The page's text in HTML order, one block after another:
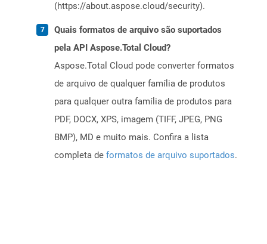
(https://about.aspose.cloud/security).
Quais formatos de arquivo são suportados
pela API Aspose.Total Cloud?
Aspose.Total Cloud pode converter formatos
de arquivo de qualquer família de produtos
para qualquer outra família de produtos para
PDF, DOCX, XPS, imagem (TIFF, JPEG, PNG
BMP), MD e muito mais. Confira a lista
completa de formatos de arquivo suportados.